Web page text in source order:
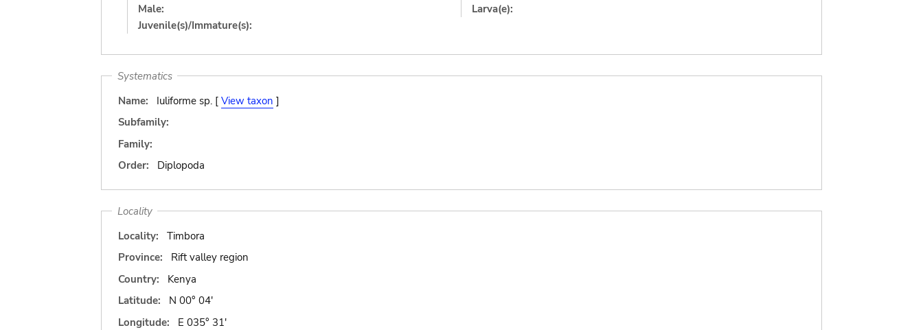
Male:
Juvenile(s)/Immature(s):
Larva(e):
Systematics
Name:
Iuliforme sp. [ View taxon ]
Subfamily:
Family:
Order:
Diplopoda
Locality
Locality:
Timbora
Province:
Rift valley region
Country:
Kenya
Latitude:
N 00° 04'
Longitude:
E 035° 31'